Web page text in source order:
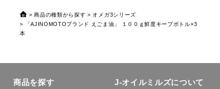
商品の種類から探す
オメガ3シリーズ
「AJINOMOTOブランド えごま油」 １００ｇ鮮度キープボトル×3
本
商品を探す J-オイルミルズについて